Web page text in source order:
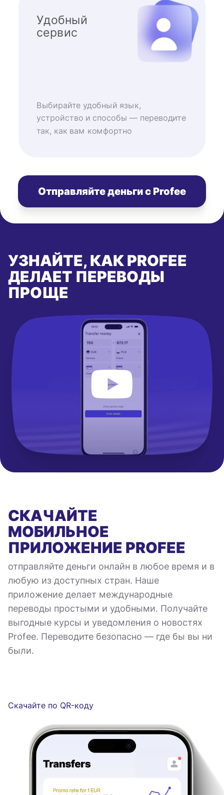
Удобный
сервис
Выбирайте удобный язык,
устройство и способы — переводите
так, как вам комфортно
Отправляйте деньги с Profee
УЗНАЙТЕ, КАК PROFEE
ДЕЛАЕТ ПЕРЕВОДЫ
ПРОЩЕ
СКАЧАЙТЕ
МОБИЛЬНОЕ
ПРИЛОЖЕНИЕ PROFEE
отправляйте деньги онлайн в любое время и в
любую из доступных стран. Наше
приложение делает международные
переводы простыми и удобными. Получайте
выгодные курсы и уведомления о новостях
Profee. Переводите безопасно — где бы вы ни
были.
Скачайте по QR-коду